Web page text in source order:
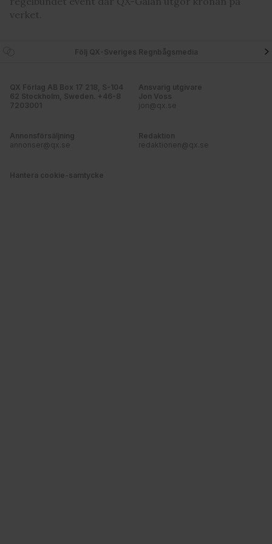
verket.
Följ QX-Sveriges Regnbågsmedia
QX Förlag AB Box 17 218, S-104
62 Stockholm, Sweden. +46-8
7203001
Ansvarig utgivare
Jon Voss
jon@qx.se
Annonsförsäljning
annonser@qx.se
Redaktion
redaktionen@qx.se
Hantera cookie-samtycke